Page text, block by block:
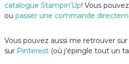
catalogue Stampin’Up! Vous
ou passer une commande
Vous pouvez aussi me retrouver sur
sur Pinterest (où j’épingle tout un